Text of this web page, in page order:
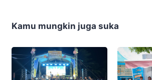
Kamu mungkin juga suka